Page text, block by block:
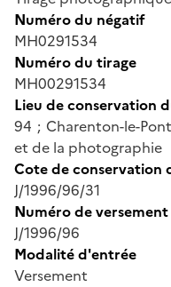
Numéro du négatif
MH0291534
Numéro du tirage
MH00291534
Lieu de conservation
94 ; Charenton-le-
et de la photographie
Cote de conservation
J/1996/96/31
Numéro de versement
J/1996/96
Modalité d'entrée
Versement